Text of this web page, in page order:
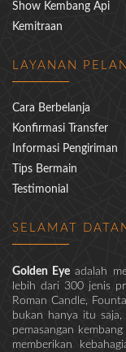
Show Kembang Api
Kemitraan
LAYANAN
Cara Berbelanja
Konfirmasi Transfer
Informasi Pengiriman
Tips Bermain
Testimonial
SELAMAT
Golden Eye adalah
lebih dari 300 jenis
Roman Candle,
bukan hanya itu saja,
pemasangan
memberikan